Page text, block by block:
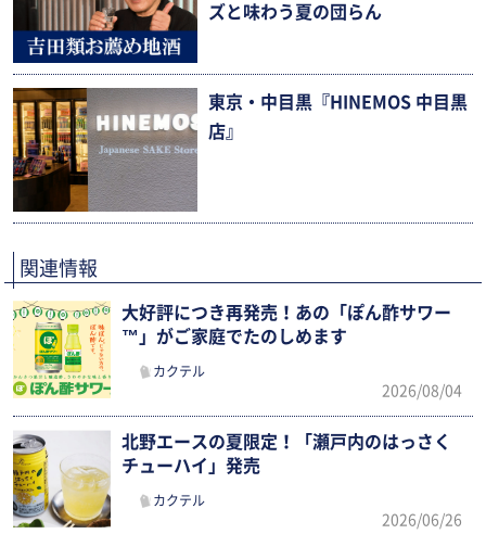
ズと味わう夏の団らん
東京・中目黒『HINEMOS 中目黒
店』
関連情報
大好評につき再発売！あの「ぽん酢サワー
™」がご家庭でたのしめます
カクテル
2026/08/04
北野エースの夏限定！「瀬戸内のはっさく
チューハイ」発売
カクテル
2026/06/26